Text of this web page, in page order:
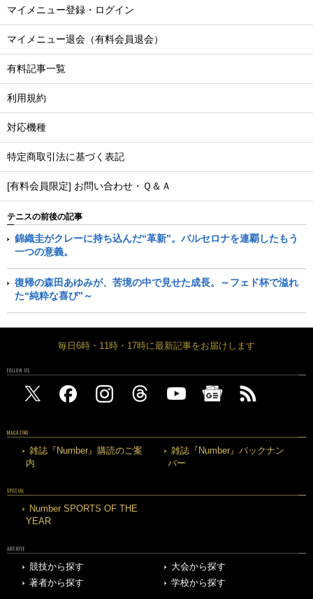
マイメニュー登録・ログイン
マイメニュー退会（有料会員退会）
有料記事一覧
利用規約
対応機種
特定商取引法に基づく表記
[有料会員限定] お問い合わせ・Ｑ＆Ａ
テニスの前後の記事
錦織圭がクレーに持ち込んだ“革新”。バルセロナを連覇したもう
一つの意義。
復帰の森田あゆみが、苦境の中で見せた成長。～フェド杯で溢れ
た“純粋な喜び”～
毎日6時・11時・17時に最新記事をお届けします
FOLLOW US
MAGAZINE
雑誌『Number』購読のご案
内
雑誌『Number』バックナン
バー
SPECIAL
Number SPORTS OF THE
YEAR
ARCHIVE
競技から探す
大会から探す
著者から探す
学校から探す